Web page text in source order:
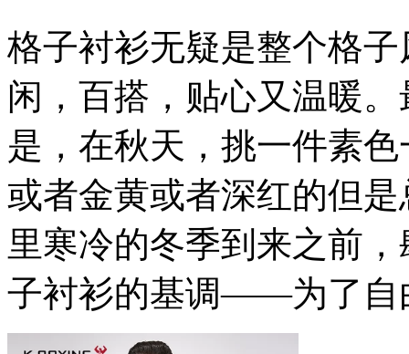
格子衬衫无疑是整个格
闲，百搭，贴心又温暖
是，在秋天，挑一件素
或者金黄或者深红的但
里寒冷的冬季到来之前
子衬衫的基调——为了自